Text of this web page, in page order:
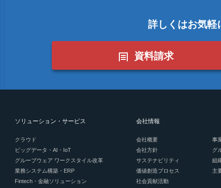
詳しくはお気軽
資料請求
ソリューション・サービス
クラウド
ビッグデータ・AI・IoT
グループウェア ワークスタイル改革
業務システム構築・ERP
Fintech・金融ソリューション
会社情報
会社概要
会社方針
サステナビリティ
価値創造プロセス
社会貢献活動
事
グ
組
主